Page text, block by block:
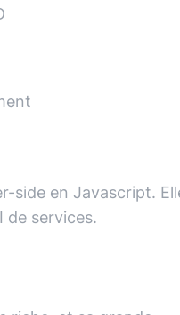
side en Javascript.
de services.